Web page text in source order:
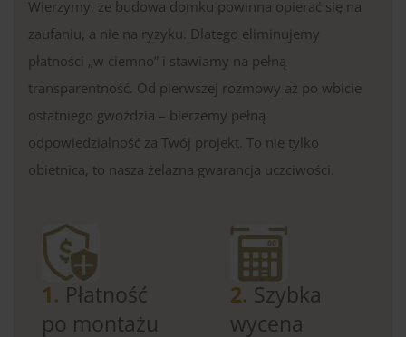
Wierzymy, że budowa domku powinna opierać się na
zaufaniu, a nie na ryzyku. Dlatego eliminujemy
płatności „w ciemno” i stawiamy na pełną
transparentność. Od pierwszej rozmowy aż po wbicie
ostatniego gwoździa – bierzemy pełną
odpowiedzialność za Twój projekt. To nie tylko
obietnica, to nasza żelazna gwarancja uczciwości.
1. Płatność
po montażu
2. Szybka
wycena